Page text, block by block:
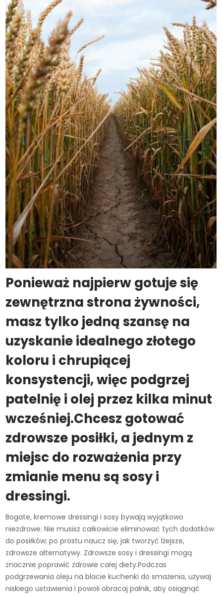
Ponieważ najpierw gotuje się
zewnętrzna strona żywności,
masz tylko jedną szansę na
uzyskanie idealnego złotego
koloru i chrupiącej
konsystencji, więc podgrzej
patelnię i olej przez kilka minut
wcześniej.Chcesz gotować
zdrowsze posiłki, a jednym z
miejsc do rozważenia przy
zmianie menu są sosy i
dressingi.
Bogate, kremowe dressingi i sosy bywają wyjątkowo
niezdrowe. Nie musisz całkowicie eliminować tych dodatków
do posiłków; po prostu naucz się, jak tworzyć lżejsze,
zdrowsze alternatywy. Zdrowsze sosy i dressingi mogą
znacznie poprawić zdrowie całej diety.Podczas
podgrzewania oleju na blacie kuchenki do smażenia, używaj
niskiego ustawienia i powoli obracaj palnik, aby osiągnąć